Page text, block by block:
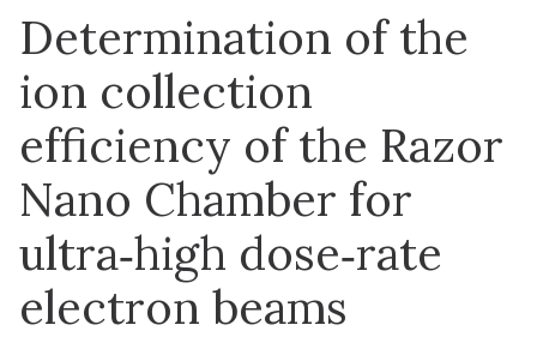
Determination of the
ion collection
efficiency of the Razor
Nano Chamber for
ultra‐high dose‐rate
electron beams